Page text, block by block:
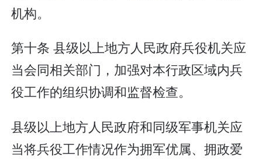
机构。
第十条 县级以上地方人民政府兵役机关应
当会同相关部门，加强对本行政区域内兵
役工作的组织协调和监督检查。
县级以上地方人民政府和同级军事机关应
当将兵役工作情况作为拥军优属、拥政爱